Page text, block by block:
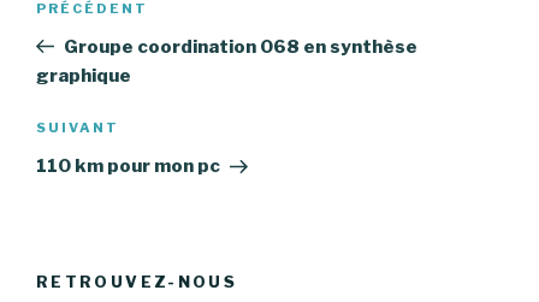
l’article
Article
précédent
PRÉCÉDENT
Groupe coordination 068 en synthèse
graphique
Article
suivant
SUIVANT
110 km pour mon pc
RETROUVEZ-NOUS